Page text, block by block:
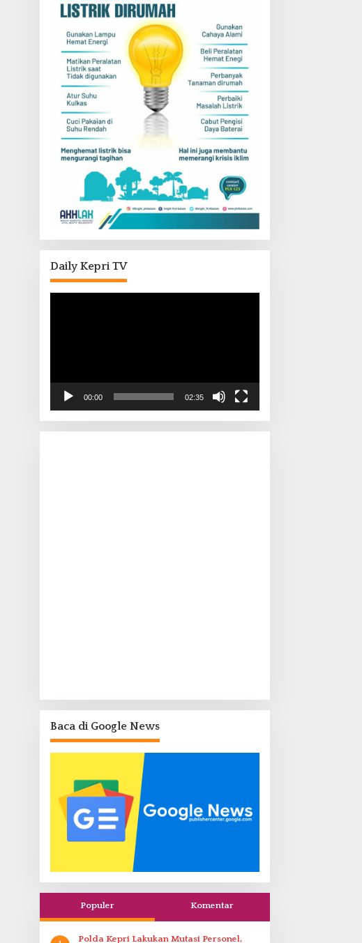
Daily Kepri TV
00:00 02:35
Baca di Google News
Populer Komentar
Polda Kepri Lakukan Mutasi Personel,